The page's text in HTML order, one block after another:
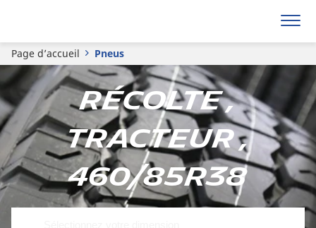
Page d’accueil Pneus
Récolte ,
Tracteur ,
460/85R38